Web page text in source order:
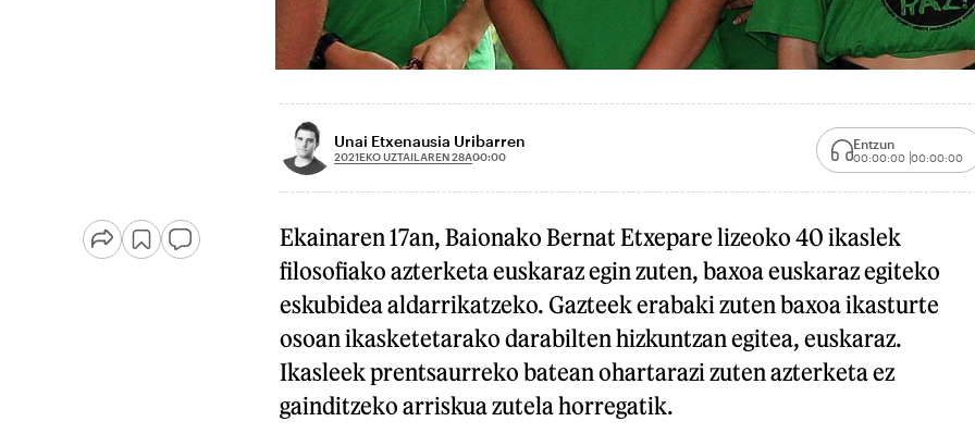
Unai Etxenausia Uribarren
2021EKO UZTAILAREN 28A00:00
Entzun
00:00:00 00:00:00
Ekainaren 17an, Baionako Bernat Etxepare lizeoko 40 ikaslek
filosofiako azterketa euskaraz egin zuten, baxoa euskaraz egiteko
eskubidea aldarrikatzeko. Gazteek erabaki zuten baxoa ikasturte
osoan ikasketetarako darabilten hizkuntzan egitea, euskaraz.
Ikasleek prentsaurreko batean ohartarazi zuten azterketa ez
gainditzeko arriskua zutela horregatik.